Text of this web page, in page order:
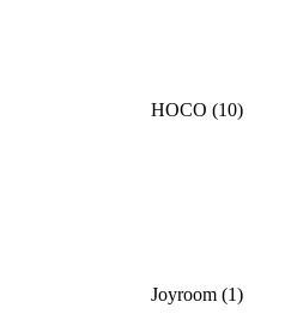
HOCO (10)
Joyroom (1)